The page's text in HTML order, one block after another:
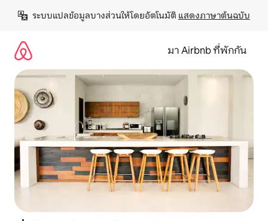
เนื้อหา
ระบบแปลข้อมูลบางส่วนให้โดยอัตโนมัติ แสดงภาษาต้นฉบับ
มา Airbnb ที่พักกัน